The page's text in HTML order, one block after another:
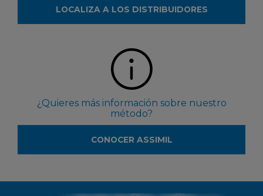
LOCALIZA A LOS DISTRIBUIDORES
¿Quieres más información sobre nuestro
método?
CONOCER ASSIMIL